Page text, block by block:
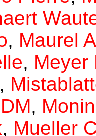
, Maurel
, Meyer
,
,
, Mueller